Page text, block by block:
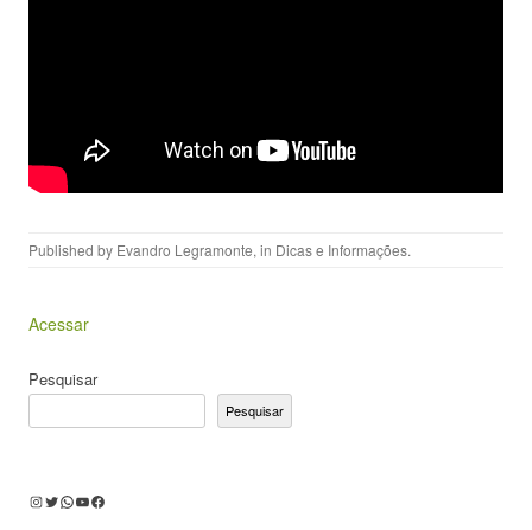
Published by Evandro Legramonte, in Dicas e Informações.
Acessar
Pesquisar
Pesquisar
Instagram
Twitter
WhatsApp
Youtube
Facebook